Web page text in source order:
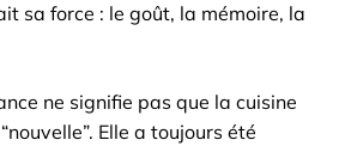
sa force : le goût, la mémoire, la
ne signifie pas que la cuisine
Elle a toujours été